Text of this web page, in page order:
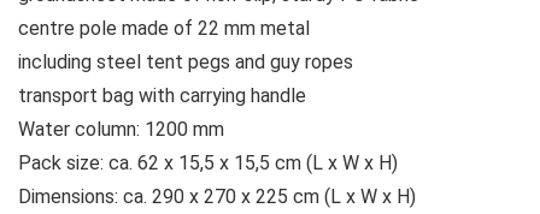
centre pole made of 22 mm metal
including steel tent pegs and guy ropes
transport bag with carrying handle
Water column: 1200 mm
Pack size: ca. 62 x 15,5 x 15,5 cm (L x W x H)
Dimensions: ca. 290 x 270 x 225 cm (L x W x H)